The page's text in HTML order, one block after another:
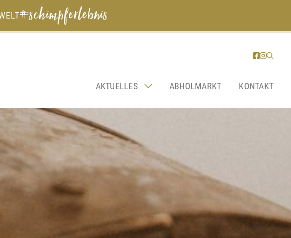
#schimpferlebnis
AKTUELLES ABHOLMARKT KONTAKT